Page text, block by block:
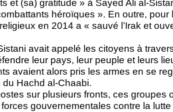
et (sa) gratitude » à Sayed Ali al-
héroïques ». En outre, pour
en 2014 a « sauvé l’Irak et
avait appelé les citoyens à
leur pays, leur peuple et leurs
avaient alors pris les armes en se
du Hachd al-Chaabi.
sur plusieurs fronts, ces groupes
gouvernementales contre la lutte